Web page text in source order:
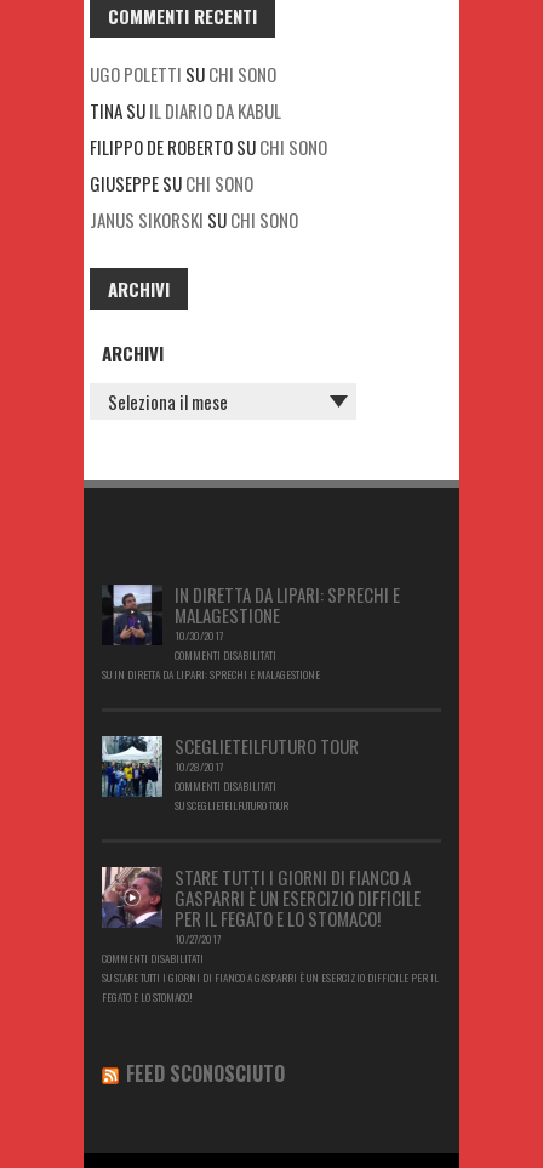
COMMENTI RECENTI
UGO POLETTI SUCHI SONO
TINASUIL DIARIO DA KABUL
FILIPPO DE ROBERTOSUCHI SONO
GIUSEPPESUCHI SONO
JANUS SIKORSKI SUCHI SONO
ARCHIVI
ARCHIVI
IN DIRETTA DA LIPARI: SPRECHI E
MALAGESTIONE
10/30/2017
COMMENTI DISABILITATI
SU IN DIRETTA DA LIPARI: SPRECHI E MALAGESTIONE
SCEGLIETEILFUTURO TOUR
10/28/2017
COMMENTI DISABILITATI
SU SCEGLIETEILFUTURO TOUR
STARE TUTTI I GIORNI DI FIANCO A
GASPARRI È UN ESERCIZIO DIFFICILE
PER IL FEGATO E LO STOMACO!
10/27/2017
COMMENTI DISABILITATI
SU STARE TUTTI I GIORNI DI FIANCO A GASPARRI È UN ESERCIZIO DIFFICILE PER IL
FEGATO E LO STOMACO!
FEED SCONOSCIUTO